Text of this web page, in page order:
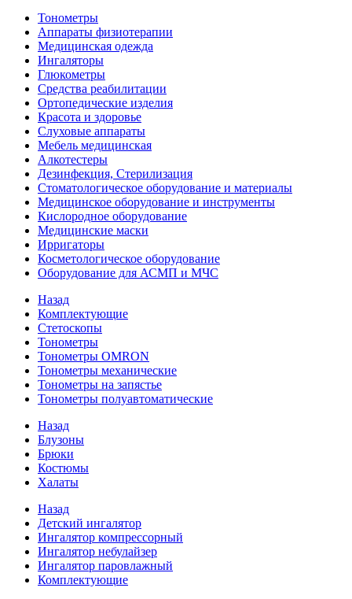
Тонометры
Аппараты физиотерапии
Медицинская одежда
Ингаляторы
Глюкометры
Средства реабилитации
Ортопедические изделия
Красота и здоровье
Слуховые аппараты
Мебель медицинская
Алкотестеры
Дезинфекция, Стерилизация
Стоматологическое оборудование и материалы
Медицинское оборудование и инструменты
Кислородное оборудование
Медицинские маски
Ирригаторы
Косметологическое оборудование
Оборудование для АСМП и МЧС
Назад
Комплектующие
Стетоскопы
Тонометры
Тонометры OMRON
Тонометры механические
Тонометры на запястье
Тонометры полуавтоматические
Назад
Блузоны
Брюки
Костюмы
Халаты
Назад
Детский ингалятор
Ингалятор компрессорный
Ингалятор небулайзер
Ингалятор паровлажный
Комплектующие